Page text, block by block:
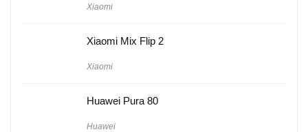
Xiaomi
Xiaomi Mix Flip 2
Xiaomi
Huawei Pura 80
Huawei